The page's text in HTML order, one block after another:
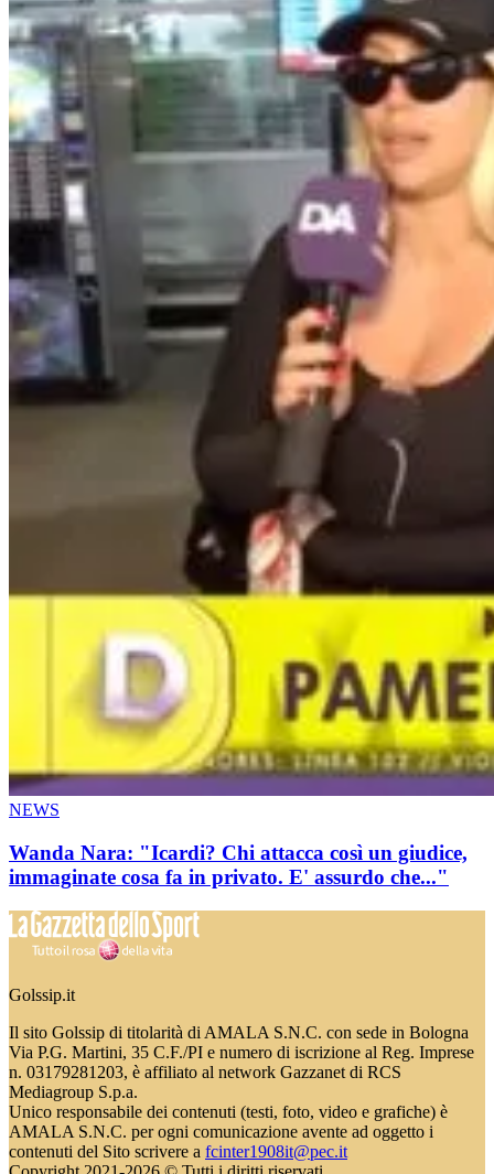
NEWS
Wanda Nara: "Icardi? Chi attacca così un giudice,
immaginate cosa fa in privato. E' assurdo che..."
Golssip.it
Il sito Golssip di titolarità di AMALA S.N.C. con sede in Bologna
Via P.G. Martini, 35 C.F./PI e numero di iscrizione al Reg. Imprese
n. 03179281203, è affiliato al network Gazzanet di RCS
Mediagroup S.p.a.
Unico responsabile dei contenuti (testi, foto, video e grafiche) è
AMALA S.N.C. per ogni comunicazione avente ad oggetto i
contenuti del Sito scrivere a fcinter1908it@pec.it